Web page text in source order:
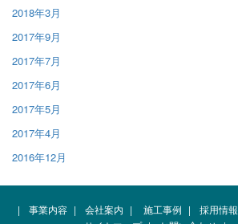
2018年3月
2017年9月
2017年7月
2017年6月
2017年5月
2017年4月
2016年12月
| 事業内容 | 会社案内 | 施工事例 | 採用情報